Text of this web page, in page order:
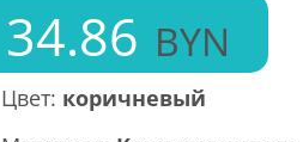
34.86 BYN
Цвет: коричневый